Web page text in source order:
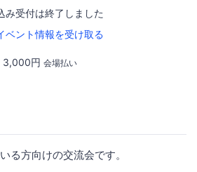
み受付は終了しました
ベント情報を受け取る
3,000円 会場払い
る方向けの交流会です。